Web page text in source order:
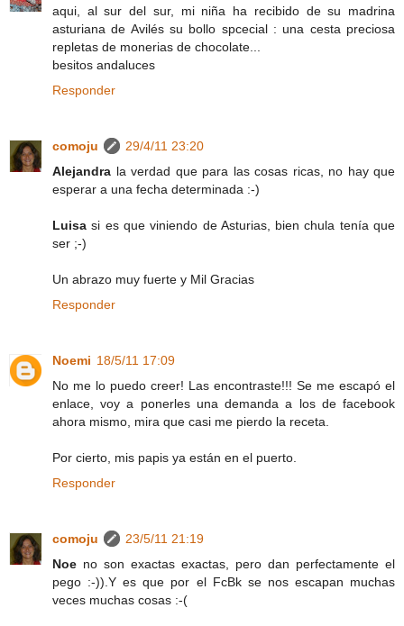
aqui, al sur del sur, mi niña ha recibido de su madrina
asturiana de Avilés su bollo spcecial : una cesta preciosa
repletas de monerias de chocolate...
besitos andaluces
Responder
comoju
29/4/11 23:20
Alejandra la verdad que para las cosas ricas, no hay que
esperar a una fecha determinada :-)
Luisa si es que viniendo de Asturias, bien chula tenía que
ser ;-)
Un abrazo muy fuerte y Mil Gracias
Responder
Noemi 18/5/11 17:09
No me lo puedo creer! Las encontraste!!! Se me escapó el
enlace, voy a ponerles una demanda a los de facebook
ahora mismo, mira que casi me pierdo la receta.
Por cierto, mis papis ya están en el puerto.
Responder
comoju
23/5/11 21:19
Noe no son exactas exactas, pero dan perfectamente el
pego :-)).Y es que por el FcBk se nos escapan muchas
veces muchas cosas :-(